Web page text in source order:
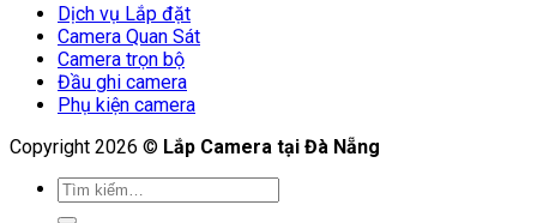
Dịch vụ Lắp đặt
Camera Quan Sát
Camera trọn bộ
Đầu ghi camera
Phụ kiện camera
Copyright 2026 © Lắp Camera tại Đà Nẵng
Tìm
kiếm: